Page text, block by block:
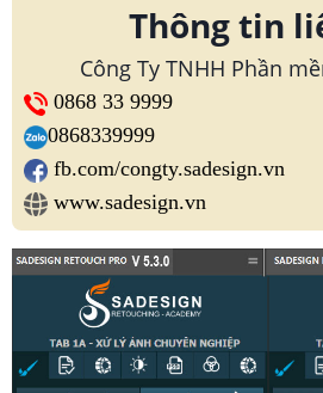
Thông tin
Công Ty TNHH Phần
0868 33 9999
0868339999
fb.com/congty.sadesign.vn
www.sadesign.vn